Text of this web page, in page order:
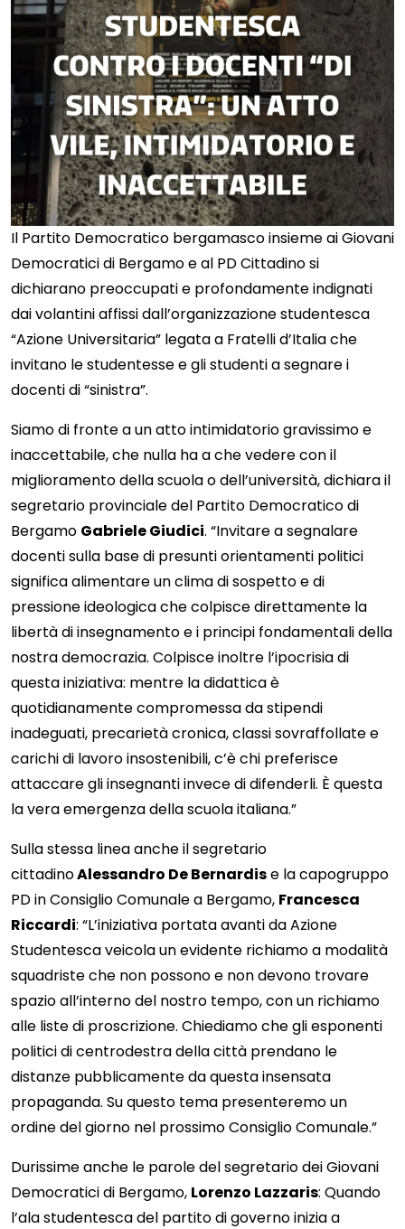
Il Partito Democratico bergamasco insieme ai Giovani
Democratici di Bergamo e al PD Cittadino si
dichiarano preoccupati e profondamente indignati
dai volantini affissi dall’organizzazione studentesca
“Azione Universitaria” legata a Fratelli d’Italia che
invitano le studentesse e gli studenti a segnare i
docenti di “sinistra”.
Siamo di fronte a un atto intimidatorio gravissimo e
inaccettabile, che nulla ha a che vedere con il
miglioramento della scuola o dell’università, dichiara il
segretario provinciale del Partito Democratico di
Bergamo Gabriele Giudici. “Invitare a segnalare
docenti sulla base di presunti orientamenti politici
significa alimentare un clima di sospetto e di
pressione ideologica che colpisce direttamente la
libertà di insegnamento e i principi fondamentali della
nostra democrazia. Colpisce inoltre l’ipocrisia di
questa iniziativa: mentre la didattica è
quotidianamente compromessa da stipendi
inadeguati, precarietà cronica, classi sovraffollate e
carichi di lavoro insostenibili, c’è chi preferisce
attaccare gli insegnanti invece di difenderli. È questa
la vera emergenza della scuola italiana.”
Sulla stessa linea anche il segretario
cittadinoAlessandro De Bernardise la capogruppo
PD in Consiglio Comunale a Bergamo, Francesca
Riccardi: “L’iniziativa portata avanti da Azione
Studentesca veicola un evidente richiamo a modalità
squadriste che non possono e non devono trovare
spazio all’interno del nostro tempo, con un richiamo
alle liste di proscrizione. Chiediamo che gli esponenti
politici di centrodestra della città prendano le
distanze pubblicamente da questa insensata
propaganda. Su questo tema presenteremo un
ordine del giorno nel prossimo Consiglio Comunale.”
Durissime anche le parole del segretario dei Giovani
Democratici di Bergamo, Lorenzo Lazzaris: Quando
l’ala studentesca del partito di governo inizia a